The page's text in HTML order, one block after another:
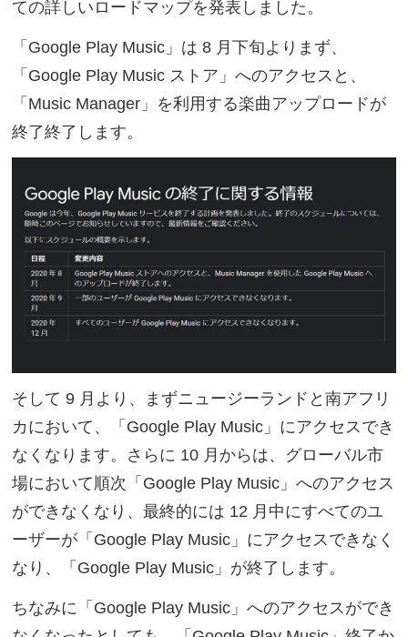
ての詳しいロードマップを発表しました。
「Google Play Music」は 8 月下旬よりまず、
「Google Play Music ストア」へのアクセスと、
「Music Manager」を利用する楽曲アップロードが
終了終了します。
そして 9 月より、まずニュージーランドと南アフリ
カにおいて、「Google Play Music」にアクセスでき
なくなります。さらに 10 月からは、グローバル市
場において順次「Google Play Music」へのアクセス
ができなくなり、最終的には 12 月中にすべてのユ
ーザーが「Google Play Music」にアクセスできなく
なり、「Google Play Music」が終了します。
ちなみに「Google Play Music」へのアクセスができ